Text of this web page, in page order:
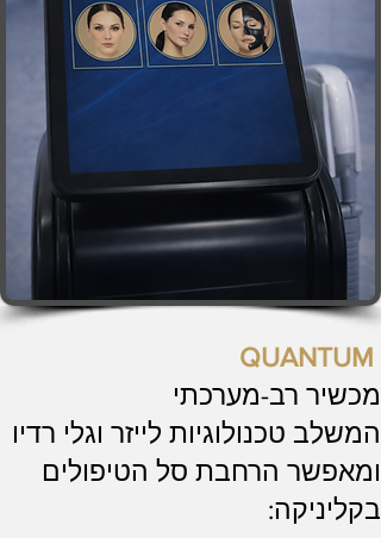
מכשיר רב-מערכתי
המשלב טכנולוגיות לייזר וגלי רדיו
ומאפשר הרחבת סל הטיפולים
בקליניקה: